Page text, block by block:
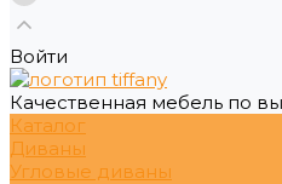
Войти
Качественная мебель по
Каталог
Диваны
Угловые диваны